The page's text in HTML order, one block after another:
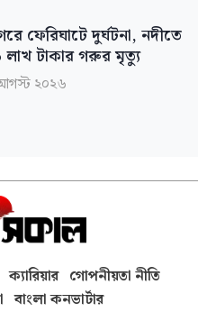
ফেরিঘাটে দুর্ঘটনা, নদীতে
টাকার গরুর মৃত্যু
২০২৬
ক্যারিয়ার গোপনীয়তা নীতি
বাংলা কনভার্টার